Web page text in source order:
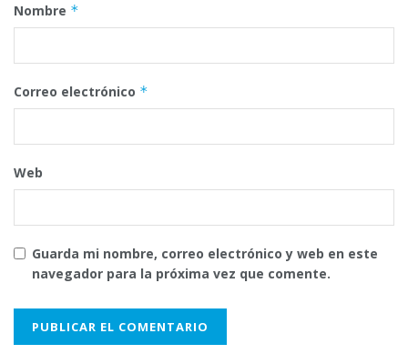
Nombre *
Correo electrónico *
Web
Guarda mi nombre, correo electrónico y web en este
navegador para la próxima vez que comente.